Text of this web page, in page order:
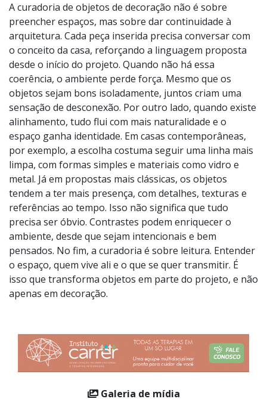
A curadoria de objetos de decoração não é sobre
preencher espaços, mas sobre dar continuidade à
arquitetura. Cada peça inserida precisa conversar com
o conceito da casa, reforçando a linguagem proposta
desde o início do projeto. Quando não há essa
coerência, o ambiente perde força. Mesmo que os
objetos sejam bons isoladamente, juntos criam uma
sensação de desconexão. Por outro lado, quando existe
alinhamento, tudo flui com mais naturalidade e o
espaço ganha identidade. Em casas contemporâneas,
por exemplo, a escolha costuma seguir uma linha mais
limpa, com formas simples e materiais como vidro e
metal. Já em propostas mais clássicas, os objetos
tendem a ter mais presença, com detalhes, texturas e
referências ao tempo. Isso não significa que tudo
precisa ser óbvio. Contrastes podem enriquecer o
ambiente, desde que sejam intencionais e bem
pensados. No fim, a curadoria é sobre leitura. Entender
o espaço, quem vive ali e o que se quer transmitir. É
isso que transforma objetos em parte do projeto, e não
apenas em decoração.
Galeria de mídia